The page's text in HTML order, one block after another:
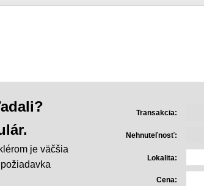
je väčšia
Transakcia:
Nehnuteľnosť:
Lokalita:
Cena: